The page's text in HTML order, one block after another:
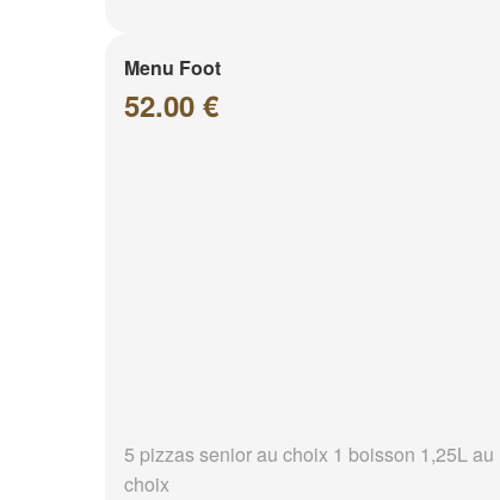
Menu Foot
52.00 €
5 pizzas senior au choix 1 boisson 1,25L au
choix